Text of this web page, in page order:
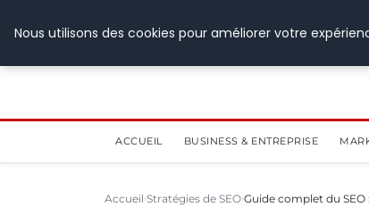
ACCUEIL BUSINESS & ENTREPRISE
Accueil Stratégies de SEO Guide complet du
Nous utilisons des cookies pour améliorer votre